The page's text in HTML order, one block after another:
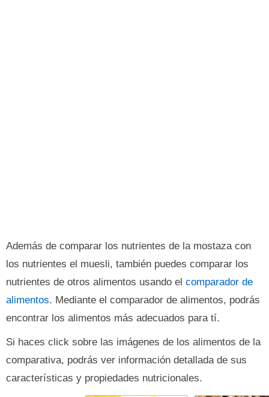
Además de comparar los nutrientes de la mostaza con
los nutrientes el muesli, también puedes comparar los
nutrientes de otros alimentos usando el comparador de
alimentos. Mediante el comparador de alimentos, podrás
encontrar los alimentos más adecuados para tí.
Si haces click sobre las imágenes de los alimentos de la
comparativa, podrás ver información detallada de sus
características y propiedades nutricionales.